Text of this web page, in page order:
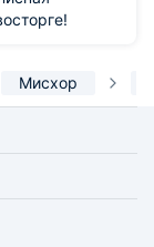
Мисхор